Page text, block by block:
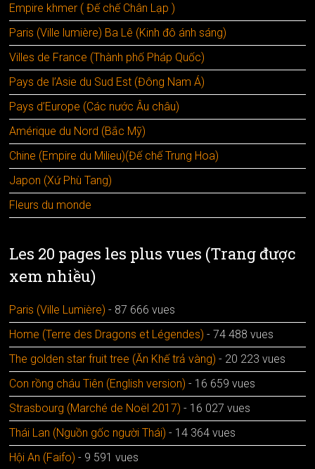
Empire khmer ( Đế chế Chân Lạp )
Paris (Ville lumière) Ba Lê (Kinh đô ánh sáng)
Villes de France (Thành phố Pháp Quốc)
Pays de l’Asie du Sud Est (Đông Nam Á)
Pays d’Europe (Các nước Âu châu)
Amérique du Nord (Bắc Mỹ)
Chine (Empire du Milieu)(Đế chế Trung Hoa)
Japon (Xứ Phù Tang)
Fleurs du monde
Les 20 pages les plus vues (Trang được
xem nhiều)
Paris (Ville Lumière) - 87 666 vues
Home (Terre des Dragons et Légendes) - 74 488 vues
The golden star fruit tree (Ăn Khế trả vàng) - 20 223 vues
Con rồng cháu Tiên (English version) - 16 659 vues
Strasbourg (Marché de Noël 2017) - 16 027 vues
Thái Lan (Nguồn gốc người Thái) - 14 364 vues
Hội An (Faifo) - 9 591 vues